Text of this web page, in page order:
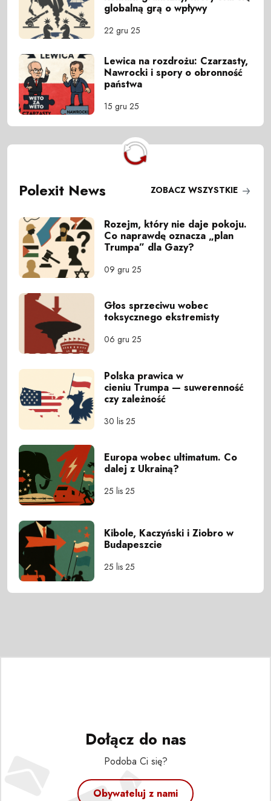
globalną grą o wpływy
22 gru 25
Lewica na rozdrożu: Czarzasty,
Nawrocki i spory o obronność
państwa
15 gru 25
Polexit News ZOBACZ WSZYSTKIE
Rozejm, który nie daje pokoju.
Co naprawdę oznacza „plan
Trumpa” dla Gazy?
09 gru 25
Głos sprzeciwu wobec
toksycznego ekstremisty
06 gru 25
Polska prawica w
cieniu Trumpa — suwerenność
czy zależność
30 lis 25
Europa wobec ultimatum. Co
dalej z Ukrainą?
25 lis 25
Kibole, Kaczyński i Ziobro w
Budapeszcie
25 lis 25
Dołącz do nas
Podoba Ci się?
Obywateluj z nami